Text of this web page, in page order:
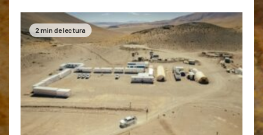
2 min de lectura